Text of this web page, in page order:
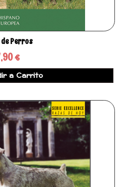
de Perros
€
a Carrito